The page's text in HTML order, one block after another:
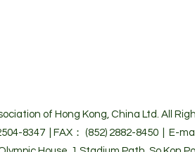
of Hong Kong, China Ltd. All
8347 | FAX： (852) 2882-8450 | E-